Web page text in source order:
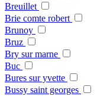
Breuillet
Brie comte robert
Brunoy
Bruz
Bry sur marne
Buc
Bures sur yvette
Bussy saint georges